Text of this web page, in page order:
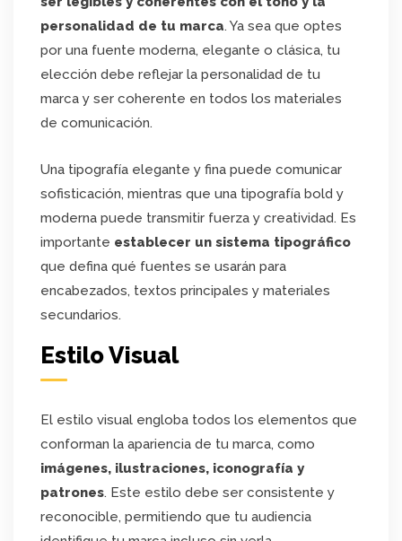
personalidad de tu marca. Ya sea que optes
por una fuente moderna, elegante o clásica, tu
elección debe reflejar la personalidad de tu
marca y ser coherente en todos los materiales
de comunicación.
Una tipografía elegante y fina puede comunicar
sofisticación, mientras que una tipografía bold y
moderna puede transmitir fuerza y creatividad. Es
importante establecer un sistema tipográfico
que defina qué fuentes se usarán para
encabezados, textos principales y materiales
secundarios.
Estilo Visual
El estilo visual engloba todos los elementos que
conforman la apariencia de tu marca, como
imágenes, ilustraciones, iconografía y
patrones. Este estilo debe ser consistente y
reconocible, permitiendo que tu audiencia